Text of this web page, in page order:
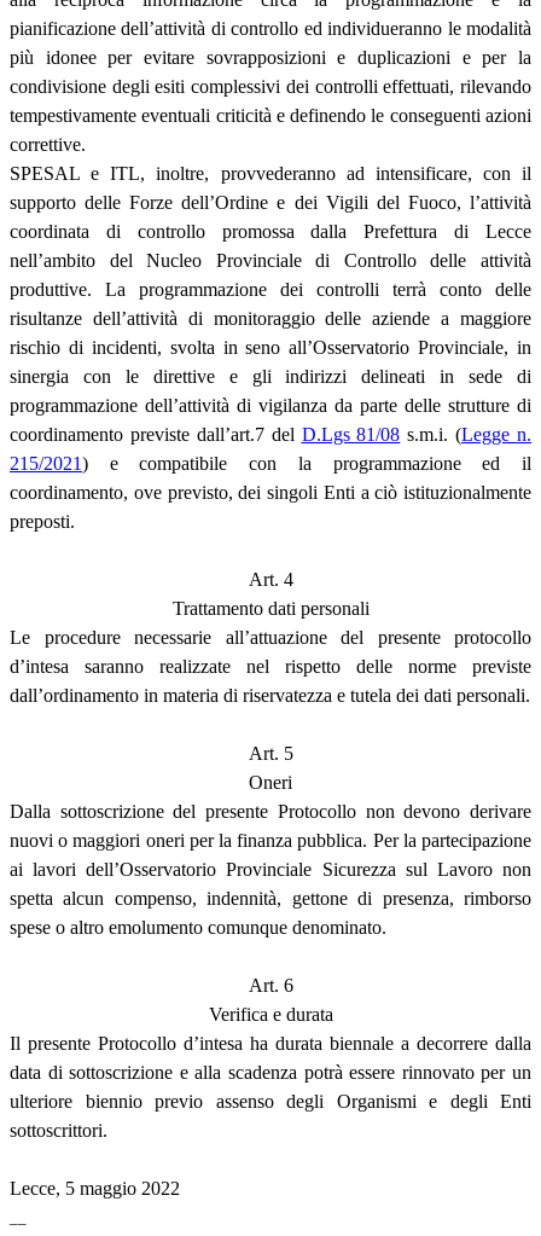
pianificazione dell’attività di controllo ed individueranno le modalità
più idonee per evitare sovrapposizioni e duplicazioni e per la
condivisione degli esiti complessivi dei controlli effettuati, rilevando
tempestivamente eventuali criticità e definendo le conseguenti azioni
correttive.
SPESAL e ITL, inoltre, provvederanno ad intensificare, con il
supporto delle Forze dell’Ordine e dei Vigili del Fuoco, l’attività
coordinata di controllo promossa dalla Prefettura di Lecce
nell’ambito del Nucleo Provinciale di Controllo delle attività
produttive. La programmazione dei controlli terrà conto delle
risultanze dell’attività di monitoraggio delle aziende a maggiore
rischio di incidenti, svolta in seno all’Osservatorio Provinciale, in
sinergia con le direttive e gli indirizzi delineati in sede di
programmazione dell’attività di vigilanza da parte delle strutture di
coordinamento previste dall’art.7 del D.Lgs 81/08 s.m.i. (Legge n.
215/2021) e compatibile con la programmazione ed il
coordinamento, ove previsto, dei singoli Enti a ciò istituzionalmente
preposti.
Art. 4
Trattamento dati personali
Le procedure necessarie all’attuazione del presente protocollo
d’intesa saranno realizzate nel rispetto delle norme previste
dall’ordinamento in materia di riservatezza e tutela dei dati personali.
Art. 5
Oneri
Dalla sottoscrizione del presente Protocollo non devono derivare
nuovi o maggiori oneri per la finanza pubblica. Per la partecipazione
ai lavori dell’Osservatorio Provinciale Sicurezza sul Lavoro non
spetta alcun compenso, indennità, gettone di presenza, rimborso
spese o altro emolumento comunque denominato.
Art. 6
Verifica e durata
Il presente Protocollo d’intesa ha durata biennale a decorrere dalla
data di sottoscrizione e alla scadenza potrà essere rinnovato per un
ulteriore biennio previo assenso degli Organismi e degli Enti
sottoscrittori.
Lecce, 5 maggio 2022